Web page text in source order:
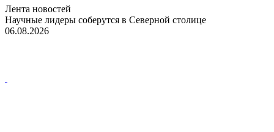
Лента новостей
Научные лидеры соберутся в Северной столице
06.08.2026